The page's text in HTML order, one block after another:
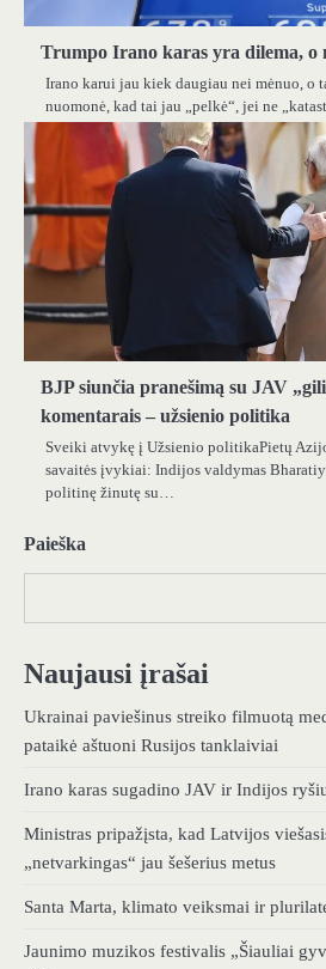
Trumpo Irano karas yra dilema, o
Irano karui jau kiek daugiau nei mėnuo, o
nuomonė, kad tai jau „pelkė“, jei ne
BJP siunčia pranešimą su JAV
komentarais – užsienio politika
Sveiki atvykę į Užsienio politikaPietų
savaitės įvykiai: Indijos valdymas
politinę žinutę su…
Paieška
Naujausi įrašai
Ukrainai paviešinus streiko filmuotą
pataikė aštuoni Rusijos tanklaiviai
Irano karas sugadino JAV ir Indijos
Ministras pripažįsta, kad Latvijos
„netvarkingas“ jau šešerius metus
Santa Marta, klimato veiksmai ir
Jaunimo muzikos festivalis „Šiauliai